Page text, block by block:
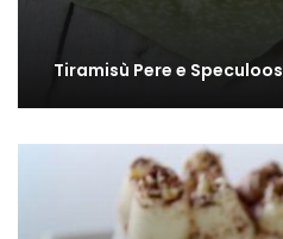
Tiramisù Pere e Speculoos